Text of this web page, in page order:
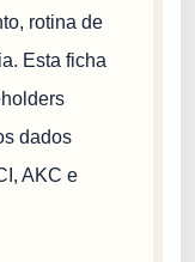
rotina de
Esta ficha
dados
AKC e